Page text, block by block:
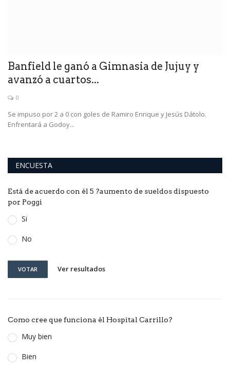
Banfield le ganó a Gimnasia de Jujuy y
avanzó a cuartos...
0
Se impuso por 2 a 0 con goles de Ramiro Enrique y Jesús Dátolo.
Enfrentará a Godoy...
ENCUESTA
Está de acuerdo con él 5 ?aumento de sueldos dispuesto
por Poggi
Si
No
VOTAR Ver resultados
Como cree que funciona él Hospital Carrillo?
Muy bien
Bien